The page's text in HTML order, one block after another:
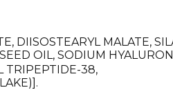
DIISOSTEARYL MALATE,
OIL, SODIUM
TRIPEPTIDE-38,